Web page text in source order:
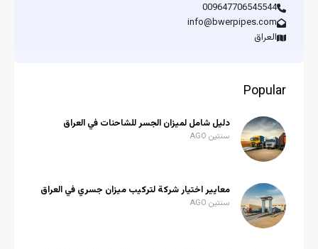
009647706545544
info@bwerpipes.com
العراق
Popular
دليل شامل لميزان الجسر للشاحنات في العراق
سنتين AGO
معايير اختيار شركة لتركيب ميزان جسري في العراق
سنتين AGO